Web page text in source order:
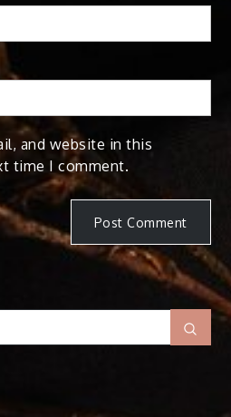
and website in this
time I comment.